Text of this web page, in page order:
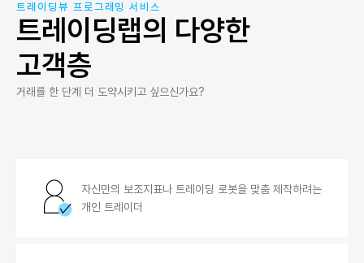
트레이딩뷰 프로그래밍 서비스
트레이딩랩의 다양한
고객층
거래를 한 단계 더 도약시키고 싶으신가요?
자신만의 보조지표나 트레이딩 로봇을 맞춤 제작하려는
개인 트레이더